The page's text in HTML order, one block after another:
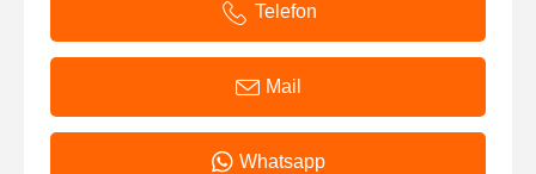
Telefon
Mail
Whatsapp